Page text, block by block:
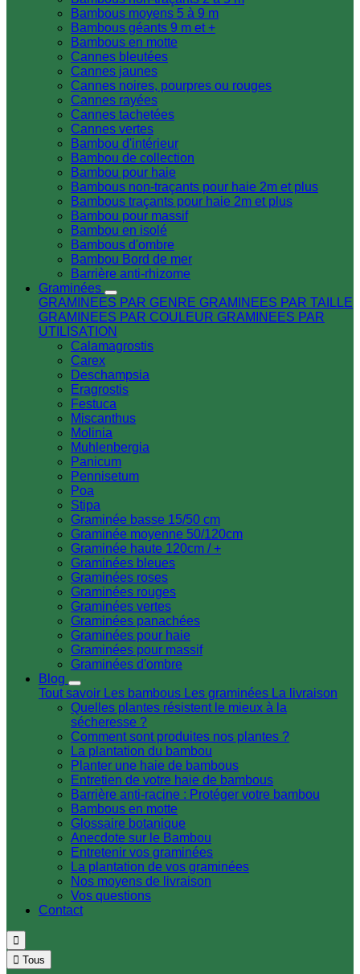
Bambous moyens 5 à 9 m
Bambous géants 9 m et +
Bambous en motte
Cannes bleutées
Cannes jaunes
Cannes noires, pourpres ou rouges
Cannes rayées
Cannes tachetées
Cannes vertes
Bambou d'intérieur
Bambou de collection
Bambou pour haie
Bambous non-traçants pour haie 2m et plus
Bambous traçants pour haie 2m et plus
Bambou pour massif
Bambou en isolé
Bambous d'ombre
Bambou Bord de mer
Barrière anti-rhizome
Graminées
GRAMINEES PAR GENRE GRAMINEES PAR TAILLE
GRAMINEES PAR COULEUR GRAMINEES PAR
UTILISATION
Calamagrostis
Carex
Deschampsia
Eragrostis
Festuca
Miscanthus
Molinia
Muhlenbergia
Panicum
Pennisetum
Poa
Stipa
Graminée basse 15/50 cm
Graminée moyenne 50/120cm
Graminée haute 120cm / +
Graminées bleues
Graminées roses
Graminées rouges
Graminées vertes
Graminées panachées
Graminées pour haie
Graminées pour massif
Graminées d'ombre
Blog
Tout savoir Les bambous Les graminées La livraison
Quelles plantes résistent le mieux à la
sécheresse ?
Comment sont produites nos plantes ?
La plantation du bambou
Planter une haie de bambous
Entretien de votre haie de bambous
Barrière anti-racine : Protéger votre bambou
Bambous en motte
Glossaire botanique
Anecdote sur le Bambou
Entretenir vos graminées
La plantation de vos graminées
Nos moyens de livraison
Vos questions
Contact

 Tous